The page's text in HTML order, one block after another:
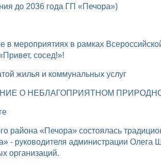
до 2036 года ГП «Печора»)
сосед!»!
жилья и коммунальных услуг
О НЕБЛАГОПРИЯТНОМ
- руководителя администрации Олега
организаций.